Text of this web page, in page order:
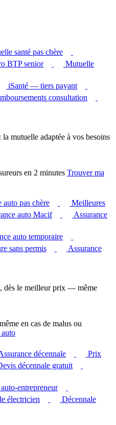
santé pas chère
BTP senior
Mutuelle
iSanté — tiers payant
consultation
mutuelle adaptée à vos besoins
en 2 minutes Trouver ma
auto pas chère
Meilleures
auto Macif
Assurance
auto temporaire
sans permis
Assurance
dès le meilleur prix — même
en cas de malus ou
décennale
Prix
décennale gratuit
entrepreneur
électricien
Décennale